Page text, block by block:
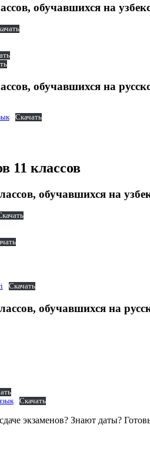
обучавшихся на
обучавшихся на
Скачать
11 классов
обучавшихся на
Скачать
обучавшихся на
Скачать
экзаменов? Знают даты?